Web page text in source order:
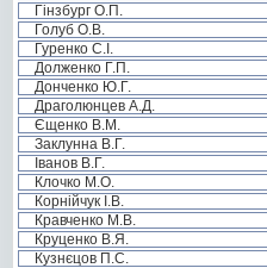
Гінзбург О.П.
Голуб О.В.
Гуренко С.І.
Долженко Г.П.
Донченко Ю.Г.
Драголюнцев А.Д.
Єщенко В.М.
Заклунна В.Г.
Іванов В.Г.
Клочко М.О.
Корнійчук І.В.
Кравченко М.В.
Круценко В.Я.
Кузнєцов П.С.